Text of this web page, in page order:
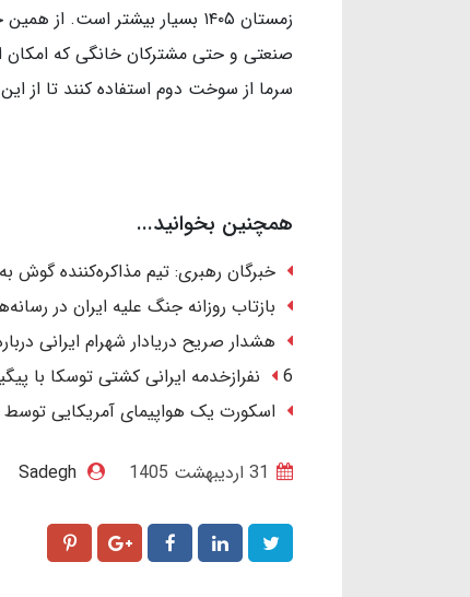
زمستان ۱۴۰۵ بسیار بیشتر است.
صنعتی و حتی مشترکان خانگی که امکان
سرما از سوخت دوم استفاده کنند تا از
همچنین بخوانید...
خبرگان رهبری: تیم مذاکره‌کننده گوش
بازتاب روزانه جنگ علیه ایران در
هشدار صریح دریادار شهرام ایرانی
6 نفرازخدمه ایرانی کشتی توسکا با پیگیری ایران آزاد شدند.
اسکورت یک هواپیمای آمریکایی توسط ۳ جنگنده در آسمان عراق/ ماجرا چیست؟
Sadegh